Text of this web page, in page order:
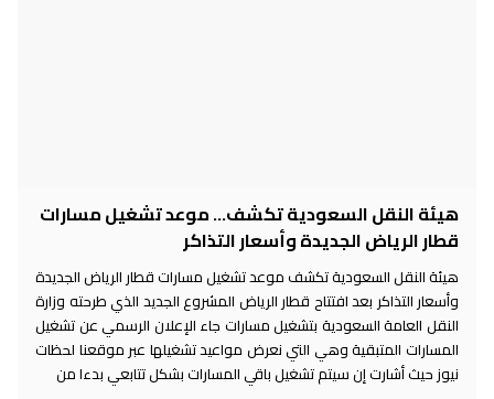
هيئة النقل السعودية تكشف... موعد تشغيل مسارات
قطار الرياض الجديدة وأسعار التذاكر
هيئة النقل السعودية تكشف موعد تشغيل مسارات قطار الرياض الجديدة
وأسعار التذاكر بعد افتتاح قطار الرياض المشروع الجديد الذي طرحته وزارة
النقل العامة السعودية بتشغيل مسارات جاء الإعلان الرسمي عن تشغيل
المسارات المتبقية وهي التي نعرض مواعيد تشغيلها عبر موقعنا لحظات
نيوز حيث أشارت إن سيتم تشغيل باقي المسارات بشكل تتابعي بدءا من